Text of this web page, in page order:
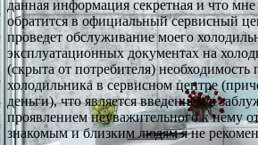
данная информация секретная и что
обратится в официальный сервисный
проведет обслуживание моего
эксплуатационных документах на
(скрыта от потребителя) необходимость
холодильника в сервисном центре
деньги), что является введением в
проявлением неуважительного к нему
знакомым и близким людям я не